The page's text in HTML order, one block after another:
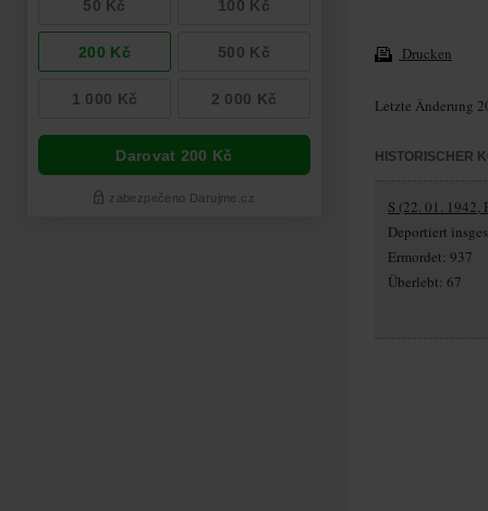
Drucken
Letzte Änderung
HISTORISCHER
S (22. 01. 1942,
Deportiert
Ermordet: 937
Überlebt: 67